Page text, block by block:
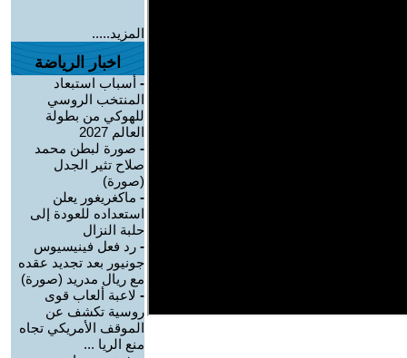
المزيد.....
اخبار الرياضة
- أسباب استبعاد
المنتخب الروسي
للهوكي من بطولة
العالم 2027
- صورة لبطن محمد
صلاح تثير الجدل
(صورة)
- ماكغريغور يعلن
استعداده للعودة إلى
حلبة النزال
- رد فعل فينيسيوس
جونيور بعد تجديد عقده
مع ريال مدريد (صورة)
- لاعبة ألعاب قوى
روسية تكشف عن
الموقف الأمريكي تجاه
منع الريا ...